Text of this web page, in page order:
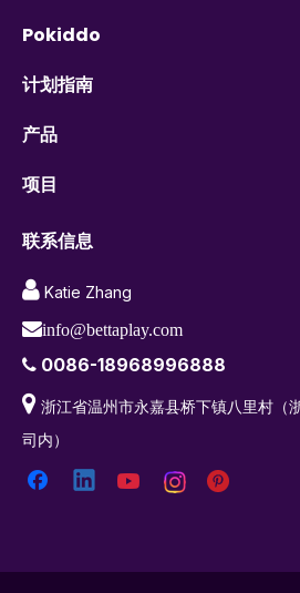
Pokiddo
计划指南
产品
项目
联系信息
 Katie Zhang
info@bettaplay.com
 0086-18968996888
 浙江省温州市永嘉县桥下镇八里村（
司内）